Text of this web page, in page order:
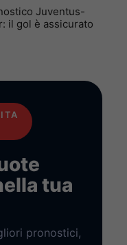
Juventus-
il gol è assicurato
tua
pronostici,